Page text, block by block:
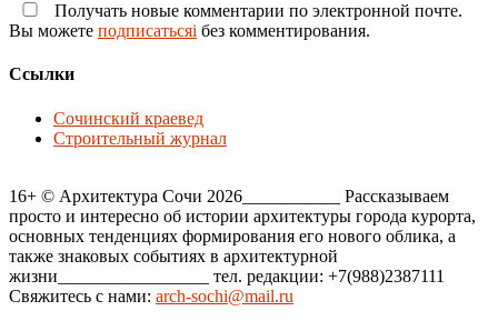
Получать новые комментарии по электронной почте.
Вы можете подписатьсяi без комментирования.
Ссылки
Сочинский краевед
Строительный журнал
16+ © Архитектура Сочи 2026___________ Рассказываем
просто и интересно об истории архитектуры города курорта,
основных тенденциях формирования его нового облика, а
также знаковых событиях в архитектурной
жизни_________________ тел. редакции: +7(988)2387111
Свяжитесь с нами: arch-sochi@mail.ru